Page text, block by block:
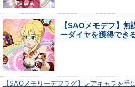
【SAOメモデフ】
ーダイヤを獲得でき
【SAOメモリーデフラグ】レアキャラを